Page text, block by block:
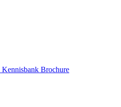
Kennisbank Brochure